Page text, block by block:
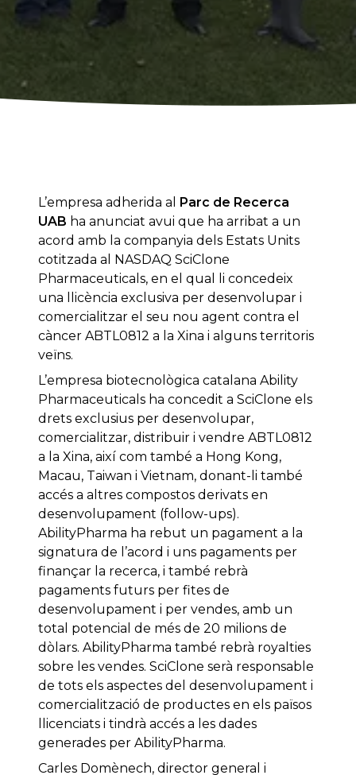
L’empresa adherida al Parc de Recerca
UAB ha anunciat avui que ha arribat a un
acord amb la companyia dels Estats Units
cotitzada al NASDAQ SciClone
Pharmaceuticals, en el qual li concedeix
una llicència exclusiva per desenvolupar i
comercialitzar el seu nou agent contra el
càncer ABTL0812 a la Xina i alguns territoris
veïns.
L’empresa biotecnològica catalana Ability
Pharmaceuticals ha concedit a SciClone els
drets exclusius per desenvolupar,
comercialitzar, distribuir i vendre ABTL0812
a la Xina, així com també a Hong Kong,
Macau, Taiwan i Vietnam, donant-li també
accés a altres compostos derivats en
desenvolupament (follow-ups).
AbilityPharma ha rebut un pagament a la
signatura de l’acord i uns pagaments per
finançar la recerca, i també rebrà
pagaments futurs per fites de
desenvolupament i per vendes, amb un
total potencial de més de 20 milions de
dòlars. AbilityPharma també rebrà royalties
sobre les vendes. SciClone serà responsable
de tots els aspectes del desenvolupament i
comercialització de productes en els països
llicenciats i tindrà accés a les dades
generades per AbilityPharma.
Carles Domènech, director general i